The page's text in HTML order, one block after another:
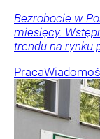
Bezrobocie w
miesięcy.
trendu na rynku
Praca